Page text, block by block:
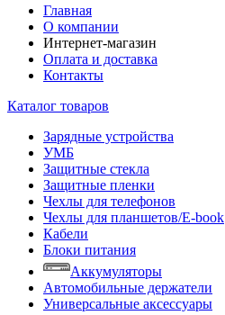
Главная
О компании
Интернет-магазин
Оплата и доставка
Контакты
Каталог товаров
Зарядные устройства
УМБ
Защитные стекла
Защитные пленки
Чехлы для телефонов
Чехлы для планшетов/E-book
Кабели
Блоки питания
Аккумуляторы
Автомобильные держатели
Универсальные аксессуары